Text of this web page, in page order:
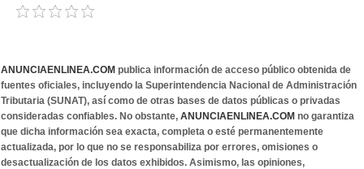
ANUNCIAENLINEA.COM publica información de acceso público obtenida de
fuentes oficiales, incluyendo la Superintendencia Nacional de Administración
Tributaria (SUNAT), así como de otras bases de datos públicas o privadas
consideradas confiables. No obstante, ANUNCIAENLINEA.COM no garantiza
que dicha información sea exacta, completa o esté permanentemente
actualizada, por lo que no se responsabiliza por errores, omisiones o
desactualización de los datos exhibidos. Asimismo, las opiniones,